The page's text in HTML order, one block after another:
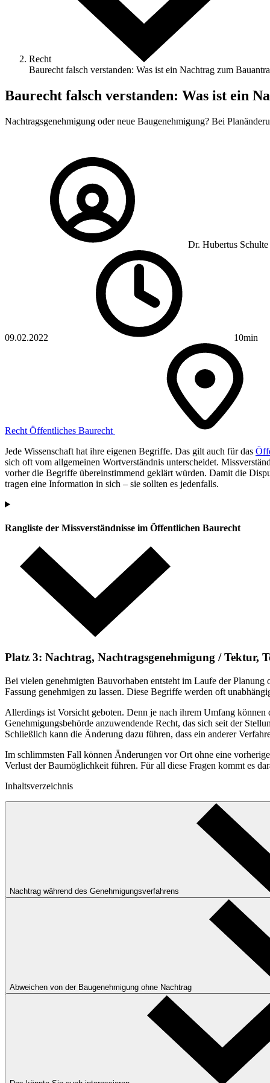
Recht
Baurecht falsch verstanden: Was ist ein Nachtrag zum
Baurecht falsch verstanden: Was ist ein
Nachtragsgenehmigung oder neue Baugenehmigung? Bei
Dr. Hubertus
09.02.2022 10min
Recht Öffentliches Baurecht
Jede Wissenschaft hat ihre eigenen Begriffe. Das gilt auch für das
sich oft vom allgemeinen Wortverständnis unterscheidet.
vorher die Begriffe übereinstimmend geklärt würden. Damit die
tragen eine Information in sich – sie sollten es jedenfalls.
Rangliste der Missverständnisse im Öffentlichen Baurecht
Platz 3: Nachtrag, Nachtragsgenehmigung / Tektur,
Bei vielen genehmigten Bauvorhaben entsteht im Laufe der
Fassung genehmigen zu lassen. Diese Begriffe werden oft
Allerdings ist Vorsicht geboten. Denn je nach ihrem Umfang
Genehmigungsbehörde anzuwendende Recht, das sich seit der
Schließlich kann die Änderung dazu führen, dass ein anderer
Im schlimmsten Fall können Änderungen vor Ort ohne eine
Verlust der Baumöglichkeit führen. Für all diese Fragen kommt es
Inhaltsverzeichnis
Nachtrag während des Genehmigungsverfahrens
Abweichen von der Baugenehmigung ohne Nachtrag